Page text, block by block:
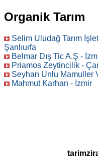
Organik Tarım
Selim Uludağ Tarım
Şanlıurfa
Belmar Dış Tic A.Ş -
Priamos Zeytincilik -
Seyhan Unlu Mamuller
Mahmut Karhan - İzmir